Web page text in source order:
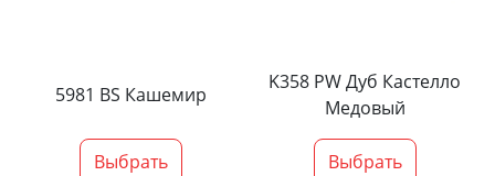
5981 BS Кашемир
Выбрать
K358 PW Дуб Кастелло
Медовый
Выбрать